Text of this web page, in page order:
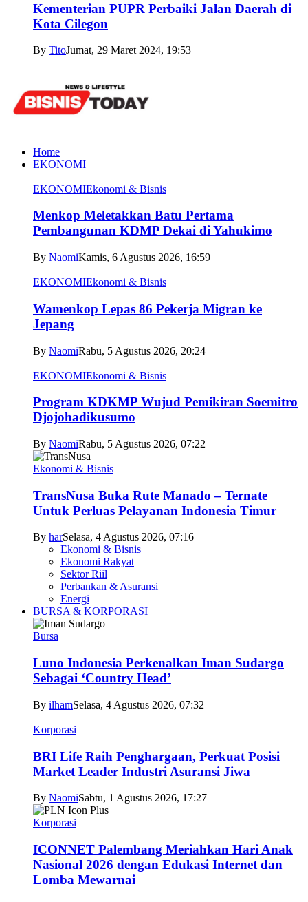
Kementerian PUPR Perbaiki Jalan Daerah di
Kota Cilegon
By TitoJumat, 29 Maret 2024, 19:53
Home
EKONOMI
EKONOMIEkonomi & Bisnis
Menkop Meletakkan Batu Pertama
Pembangunan KDMP Dekai di Yahukimo
By NaomiKamis, 6 Agustus 2026, 16:59
EKONOMIEkonomi & Bisnis
Wamenkop Lepas 86 Pekerja Migran ke
Jepang
By NaomiRabu, 5 Agustus 2026, 20:24
EKONOMIEkonomi & Bisnis
Program KDKMP Wujud Pemikiran Soemitro
Djojohadikusumo
By NaomiRabu, 5 Agustus 2026, 07:22
Ekonomi & Bisnis
TransNusa Buka Rute Manado – Ternate
Untuk Perluas Pelayanan Indonesia Timur
By harSelasa, 4 Agustus 2026, 07:16
Ekonomi & Bisnis
Ekonomi Rakyat
Sektor Riil
Perbankan & Asuransi
Energi
BURSA & KORPORASI
Bursa
Luno Indonesia Perkenalkan Iman Sudargo
Sebagai ‘Country Head’
By ilhamSelasa, 4 Agustus 2026, 07:32
Korporasi
BRI Life Raih Penghargaan, Perkuat Posisi
Market Leader Industri Asuransi Jiwa
By NaomiSabtu, 1 Agustus 2026, 17:27
Korporasi
ICONNET Palembang Meriahkan Hari Anak
Nasional 2026 dengan Edukasi Internet dan
Lomba Mewarnai